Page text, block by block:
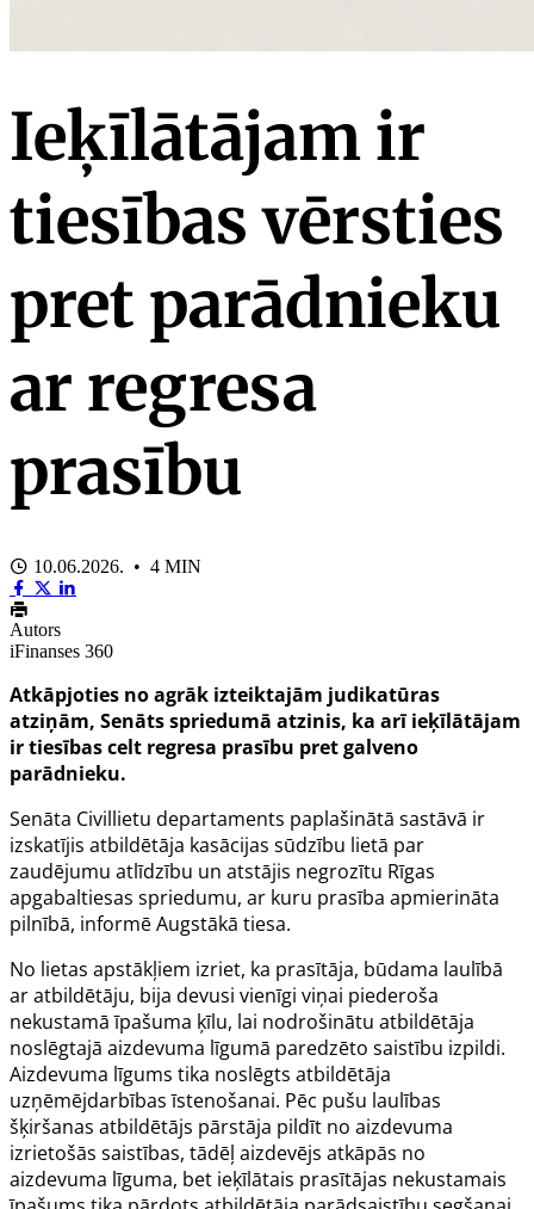
Ieķīlātājam ir
tiesības vērsties
pret parādnieku
ar regresa
prasību
10.06.2026. • 4 MIN
Autors
iFinanses 360
Atkāpjoties no agrāk izteiktajām judikatūras
atziņām, Senāts spriedumā atzinis, ka arī ieķīlātājam
ir tiesības celt regresa prasību pret galveno
parādnieku.
Senāta Civillietu departaments paplašinātā sastāvā ir
izskatījis atbildētāja kasācijas sūdzību lietā par
zaudējumu atlīdzību un atstājis negrozītu Rīgas
apgabaltiesas spriedumu, ar kuru prasība apmierināta
pilnībā, informē Augstākā tiesa.
No lietas apstākļiem izriet, ka prasītāja, būdama laulībā
ar atbildētāju, bija devusi vienīgi viņai piederoša
nekustamā īpašuma ķīlu, lai nodrošinātu atbildētāja
noslēgtajā aizdevuma līgumā paredzēto saistību izpildi.
Aizdevuma līgums tika noslēgts atbildētāja
uzņēmējdarbības īstenošanai. Pēc pušu laulības
šķiršanas atbildētājs pārstāja pildīt no aizdevuma
izrietošās saistības, tādēļ aizdevējs atkāpās no
aizdevuma līguma, bet ieķīlātais prasītājas nekustamais